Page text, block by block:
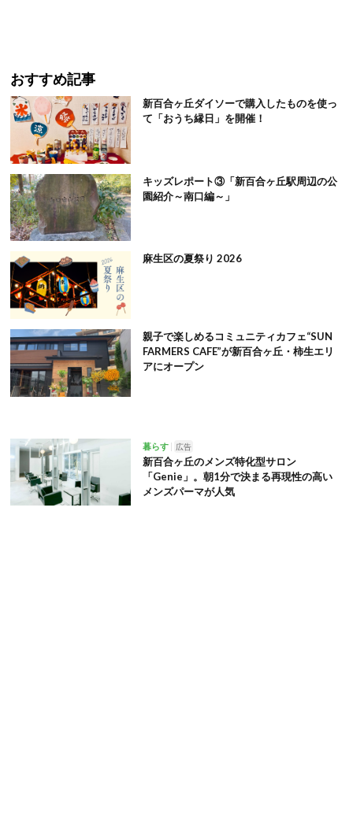
おすすめ記事
新百合ヶ丘ダイソーで購入したものを使っ
て「おうち縁日」を開催！
キッズレポート③「新百合ヶ丘駅周辺の公
園紹介～南口編～」
麻生区の夏祭り 2026
親子で楽しめるコミュニティカフェ“SUN
FARMERS CAFE”が新百合ヶ丘・柿生エリ
アにオープン
暮らす 広告
新百合ヶ丘のメンズ特化型サロン
「Genie」。朝1分で決まる再現性の高い
メンズパーマが人気